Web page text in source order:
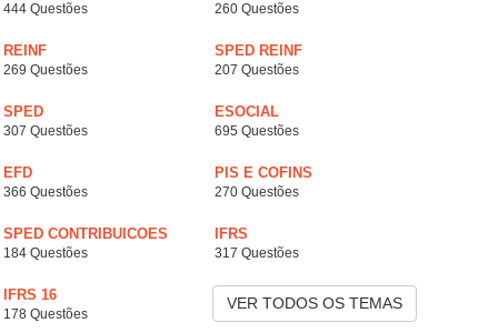
444 Questões 260 Questões
REINF
269 Questões
SPED REINF
207 Questões
SPED
307 Questões
ESOCIAL
695 Questões
EFD
366 Questões
PIS E COFINS
270 Questões
SPED CONTRIBUICOES
184 Questões
IFRS
317 Questões
IFRS 16
178 Questões
VER TODOS OS TEMAS